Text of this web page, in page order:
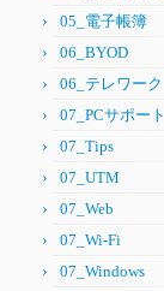
05_電子帳簿
06_BYOD
06_テレワーク
07_PCサポート
07_Tips
07_UTM
07_Web
07_Wi-Fi
07_Windows